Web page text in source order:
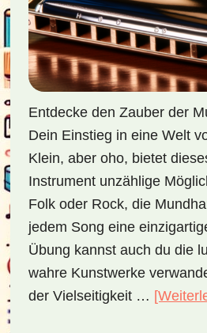
Entdecke den Zauber der
Dein Einstieg in eine Welt
Klein, aber oho, bietet
Instrument unzählige
Folk oder Rock, die
jedem Song eine
Übung kannst auch du die
wahre Kunstwerke
der Vielseitigkeit …